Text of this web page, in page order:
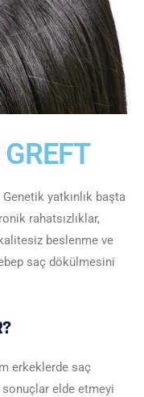
yatkınlık başta
rahatsızlıklar,
beslenme ve
saç dökülmesini
erkeklerde saç
sonuçlar elde etmeyi